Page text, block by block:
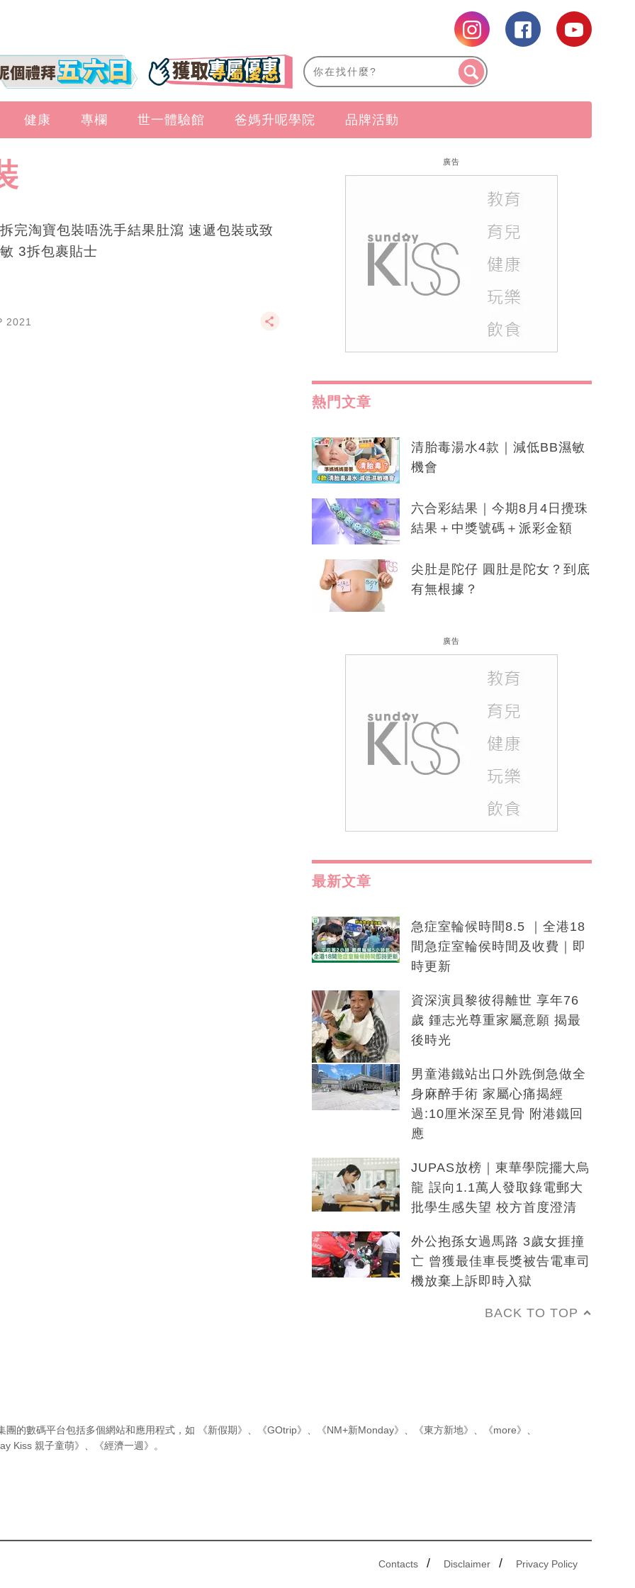
健康 專欄 世一體驗館 爸媽升呢學院 品牌活動
完淘寶包裝唔洗手結果肚瀉 速遞包裝或致
3拆包裹貼士
2021
廣告
熱門文章
清胎毒湯水4款｜減低BB濕敏
機會
六合彩結果｜今期8月4日攪珠
結果＋中獎號碼＋派彩金額
尖肚是陀仔 圓肚是陀女？到底
有無根據？
廣告
最新文章
急症室輪候時間8.5 ｜全港18
間急症室輪侯時間及收費｜即
時更新
資深演員黎彼得離世 享年76
歲 鍾志光尊重家屬意願 揭最
後時光
男童港鐵站出口外跣倒急做全
身麻醉手術 家屬心痛揭經
過:10厘米深至見骨 附港鐵回
應
JUPAS放榜｜東華學院擺大烏
龍 誤向1.1萬人發取錄電郵大
批學生感失望 校方首度澄清
外公抱孫女過馬路 3歲女捱撞
亡 曾獲最佳車長獎被告電車司
機放棄上訴即時入獄
BACK TO TOP
團的數碼平台包括多個網站和應用程式，如 《新假期》 《GOtrip》 《NM+新Monday》 《東方新地》 《more》
Kiss 親子童萌》
《經濟一週》 。
Contacts / Disclaimer / Privacy Policy